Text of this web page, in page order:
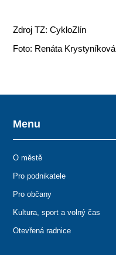
Zdroj TZ: CykloZlín
Foto: Renáta Krystyníková
Menu
O městě
Pro podnikatele
Pro občany
Kultura, sport a volný čas
Otevřená radnice